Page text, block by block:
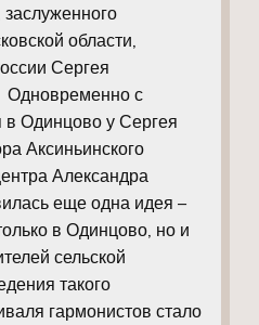
области,
Сергея
с
Одинцово у Сергея
Аксиньинского
Александра
еще одна идея –
в Одинцово, но и
сельской
такого
гармонистов стало